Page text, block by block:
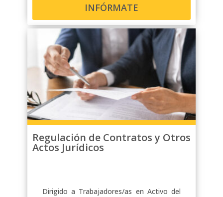
INFÓRMATE
Regulación de Contratos y Otros
Actos Jurídicos
Dirigido a Trabajadores/as en Activo del